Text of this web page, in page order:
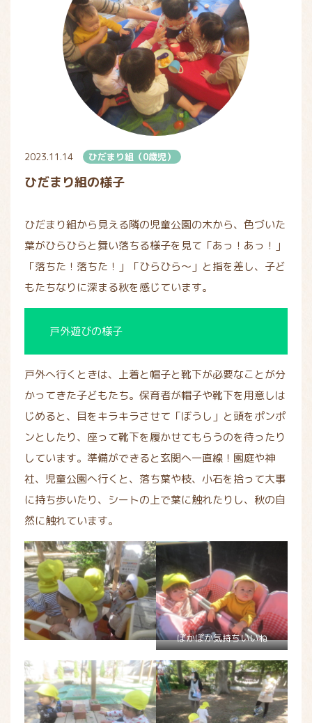
2023.11.14 ひだまり組（0歳児）
ひだまり組の様子
ひだまり組から見える隣の児童公園の木から、色づいた
葉がひらひらと舞い落ちる様子を見て「あっ！あっ！」
「落ちた！落ちた！」「ひらひら～」と指を差し、子ど
もたちなりに深まる秋を感じています。
戸外遊びの様子
戸外へ行くときは、上着と帽子と靴下が必要なことが分
かってきた子どもたち。保育者が帽子や靴下を用意しは
じめると、目をキラキラさせて「ぼうし」と頭をポンポ
ンとしたり、座って靴下を履かせてもらうのを待ったり
しています。準備ができると玄関へ一直線！園庭や神
社、児童公園へ行くと、落ち葉や枝、小石を拾って大事
に持ち歩いたり、シートの上で葉に触れたりし、秋の自
然に触れています。
ぽかぽか気持ちいいね